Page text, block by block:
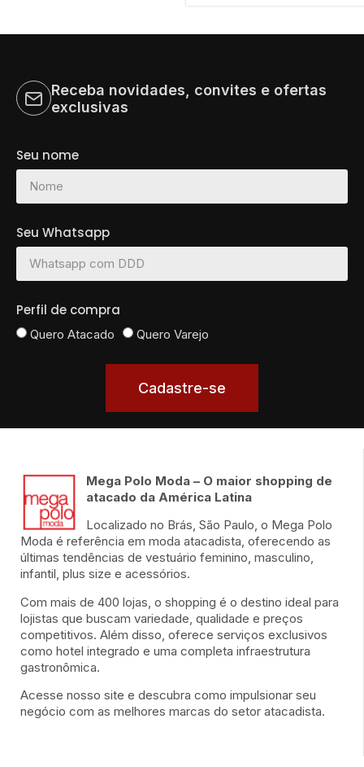
Receba novidades, convites e ofertas
exclusivas
Seu nome
Seu Whatsapp
Perfil de compra
Quero Atacado Quero Varejo
Cadastre-se
Mega Polo Moda – O maior shopping de
atacado da América Latina
Localizado no Brás, São Paulo, o Mega Polo
Moda é referência em moda atacadista, oferecendo as
últimas tendências de vestuário feminino, masculino,
infantil, plus size e acessórios.
Com mais de 400 lojas, o shopping é o destino ideal para
lojistas que buscam variedade, qualidade e preços
competitivos. Além disso, oferece serviços exclusivos
como hotel integrado e uma completa infraestrutura
gastronômica.
Acesse nosso site e descubra como impulsionar seu
negócio com as melhores marcas do setor atacadista.